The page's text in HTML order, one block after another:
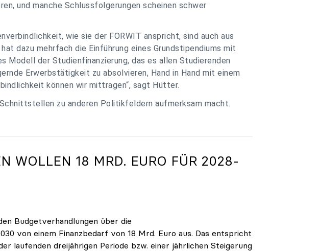
und manche Schlussfolgerungen scheinen schwer
wie sie der FORWIT anspricht, sind auch aus
dazu mehrfach die Einführung eines Grundstipendiums mit
Modell der Studienfinanzierung, das es allen Studierenden
Erwerbstätigkeit zu absolvieren, Hand in Hand mit einem
können wir mittragen“, sagt Hütter.
zu anderen Politikfeldern aufmerksam macht.
WOLLEN 18 MRD. EURO FÜR 2028-
Budgetverhandlungen über die
von einem Finanzbedarf von 18 Mrd. Euro aus. Das entspricht
laufenden dreijährigen Periode bzw. einer jährlichen Steigerung